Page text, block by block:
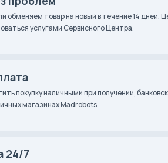
обменяем товар на новый в течение 14 дней.
услугами Сервисного Центра.
покупку наличными при получении,
магазинах Madrobots.
24/7